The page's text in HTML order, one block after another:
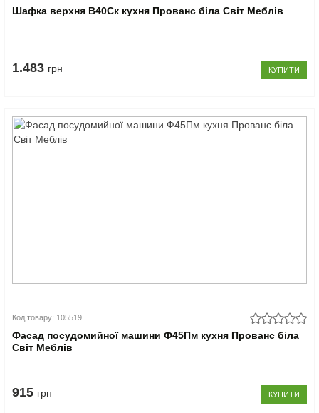
Шафка верхня В40Ск кухня Прованс біла Світ Меблів
1.483 грн КУПИТИ
Код товару: 105519
Фасад посудомийної машини Ф45Пм кухня Прованс біла
Світ Меблів
915 грн КУПИТИ